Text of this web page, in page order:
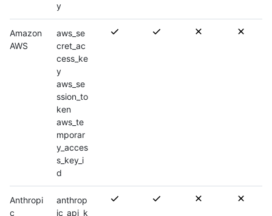
y
Amazon
AWS
aws_se
cret_ac
cess_ke
y
aws_se
ssion_to
ken
aws_te
mporar
y_acces
s_key_i
d
Anthropi
c
anthrop
ic_api_k